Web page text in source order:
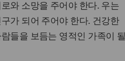
와 소망을 주어야 한다. 우는
가 되어 주어야 한다. 건강한
들을 보듬는 영적인 가족이 될